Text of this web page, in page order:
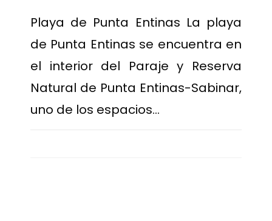
Playa de Punta Entinas La playa
de Punta Entinas se encuentra en
el interior del Paraje y Reserva
Natural de Punta Entinas-Sabinar,
uno de los espacios…